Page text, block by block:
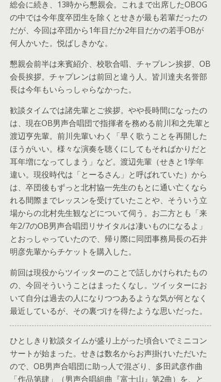
総会に続き、13時から懇親会。これまで出席したOBOG
の中では今年度卒団生を除くとせきが最も若輩だったの
だが、今回は卒団から1年目だか2年目だかの若手OBが
何人かいた。悦ばしきかな。
懇親会前半は来賓紹介、校歌合唱、チャプレン挨拶、OB
会長挨拶。チャプレンは前回と違う人。皆川達夫名誉部
長は今年もいらっしゃらなかった。
歓談タイムでは諸先輩とご挨拶。やや長時間になったの
は、現在OB男声合唱団で指揮者を務める前川和之先輩と
渡辺亨先輩。前川先輩いわく「早く歌うことを再開した
ほうがいい。様々な演奏を聴くにしてもそればかりだと
耳年増になってしまう」など。渡辺先輩（せきと1学年
違い。現役時代は「とーるさん」と呼ばれていた）から
は、卒団後もずっと北村協一先生のもとに通い亡くなら
れる間際までレッスンを受けていたことや、そういう立
場からの北村先生観などについて伺う。お二方とも「来
年2/7のOB男声合唱団リサイタルは凄いものになるよ」
とおっしゃっていたので、帰り際に同団事務局長の石井
明彦先輩からチケットを購入した。
前回は現役からツイッターのことで話しかけられたもの
の、今回そういうことはまったくなし。ツイッターにお
いて自分は過去の人になりつつあるような気が何となく
最近しているが、その裏づけを得たような思いだった。
ひとしきり歓談タイムが盛り上がった頃合いでミニコン
サートが始まった。せきは数名からお声掛けいただいた
ので、OB男声合唱団に助っ人で混ざり、多田武彦作曲
「作品第肆」（男声合唱組曲『富士山』第2曲）を、と